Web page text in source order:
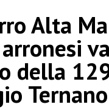
Alta
della
Ternano